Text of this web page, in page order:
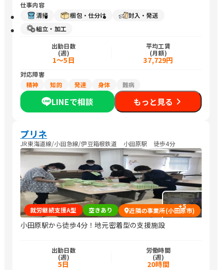
仕事内容
清掃
梱包・仕分け
封入・発送
組立・加工
出勤日数
(週)
1～5日
平均工賃
(月額)
37,729円
対応障害
精神
知的 発達 身体 難病
LINEで相談 もっと見る
プリネ
JR東海道線/小田急線/伊豆箱根鉄道 小田原駅 徒歩4分
+5
就労継続支援A型 空きあり 近隣の事業所(小田原市)
小田原駅から徒歩4分！地元密着型の支援施設
出勤日数
(週)
5日
労働時間
(週)
20時間